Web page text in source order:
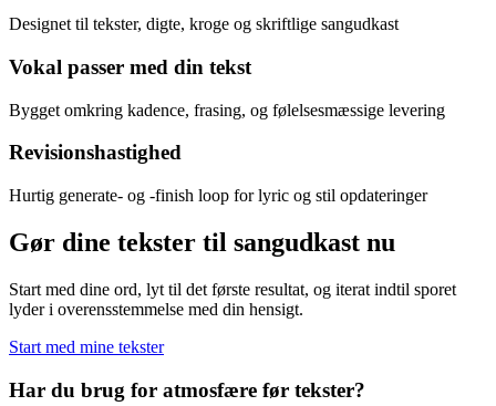
Designet til tekster, digte, kroge og skriftlige sangudkast
Vokal passer med din tekst
Bygget omkring kadence, frasing, og følelsesmæssige levering
Revisionshastighed
Hurtig generate- og -finish loop for lyric og stil opdateringer
Gør dine tekster til sangudkast nu
Start med dine ord, lyt til det første resultat, og iterat indtil sporet
lyder i overensstemmelse med din hensigt.
Start med mine tekster
Har du brug for atmosfære før tekster?